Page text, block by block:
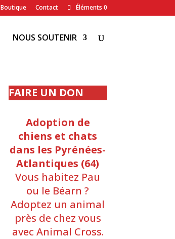
Boutique Contact Éléments 0
NOUS SOUTENIR
FAIRE UN DON
Adoption de
chiens et chats
dans les Pyrénées-
Atlantiques (64)
Vous habitez Pau
ou le Béarn ?
Adoptez un animal
près de chez vous
avec Animal Cross.